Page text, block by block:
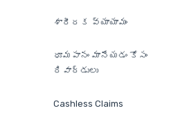
శారీరక వ్యాయామం
ధూమపానం మానేయడం కోసం
రివార్డులు
Cashless Claims